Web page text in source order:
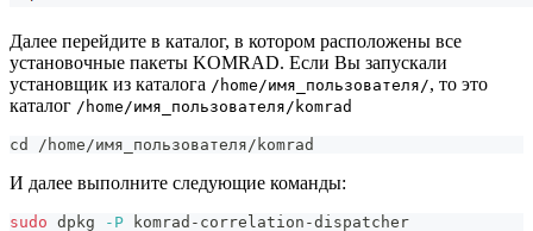
Далее перейдите в каталог, в котором расположены все
установочные пакеты KOMRAD. Если Вы запускали
установщик из каталога /home/имя_пользователя/, то это
каталог /home/имя_пользователя/komrad
cd /home/имя_пользователя/komrad
И далее выполните следующие команды:
sudo dpkg -P komrad-correlation-dispatcher